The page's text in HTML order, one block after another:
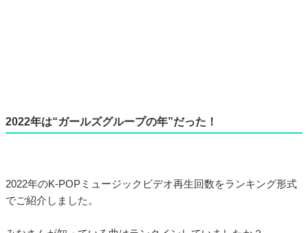
2022年は“ガールズグループの年”だった！
2022年のK-POPミュージックビデオ再生回数をランキング形式
でご紹介しました。